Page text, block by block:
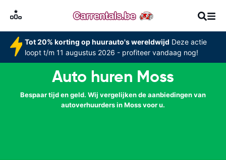
Tot 20% korting op huurauto's wereldwijd Deze actie
loopt t/m 11 augustus 2026 - profiteer vandaag nog!
Auto huren Moss
Bespaar tijd en geld. Wij vergelijken de aanbiedingen van
autoverhuurders in Moss voor u.